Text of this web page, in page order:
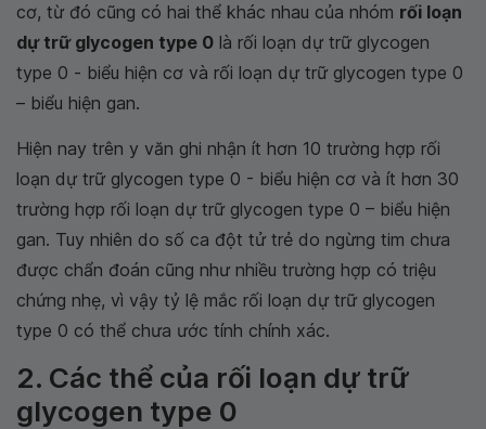
cơ, từ đó cũng có hai thể khác nhau của nhóm rối loạn
dự trữ glycogen type 0 là rối loạn dự trữ glycogen
type 0 - biểu hiện cơ và rối loạn dự trữ glycogen type 0
– biểu hiện gan.
Hiện nay trên y văn ghi nhận ít hơn 10 trường hợp rối
loạn dự trữ glycogen type 0 - biểu hiện cơ và ít hơn 30
trường hợp rối loạn dự trữ glycogen type 0 – biểu hiện
gan. Tuy nhiên do số ca đột tử trẻ do ngừng tim chưa
được chẩn đoán cũng như nhiều trường hợp có triệu
chứng nhẹ, vì vậy tỷ lệ mắc rối loạn dự trữ glycogen
type 0 có thể chưa ước tính chính xác.
2. Các thể của rối loạn dự trữ
glycogen type 0